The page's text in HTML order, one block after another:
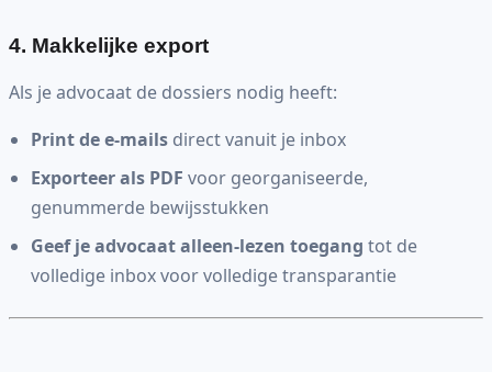
4. Makkelijke export
Als je advocaat de dossiers nodig heeft:
Print de e-mails direct vanuit je inbox
Exporteer als PDF voor georganiseerde,
genummerde bewijsstukken
Geef je advocaat alleen-lezen toegang tot de
volledige inbox voor volledige transparantie